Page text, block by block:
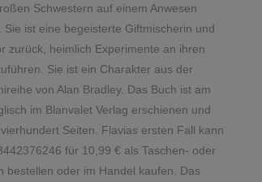
Schwestern auf einem Anwesen
Sie ist eine begeisterte Giftmischerin und
zurück, heimlich Experimente an ihren
Sie ist ein Charakter aus der
von Alan Bradley. Das Buch ist am
im Blanvalet Verlag erschienen und
Seiten. Flavias ersten Fall kann
für 10,99 € als Taschen- oder
bestellen oder im Handel kaufen. Das